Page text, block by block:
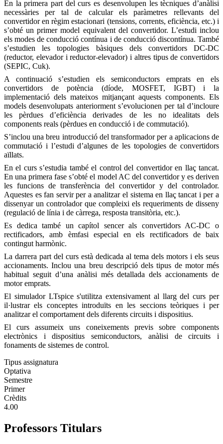
En la primera part del curs es desenvolupen les tècniques d’anàlisi
necessàries per tal de calcular els paràmetres rellevants del
convertidor en règim estacionari (tensions, corrents, eficiència, etc.) i
s’obté un primer model equivalent del convertidor. L’estudi inclou
els modes de conducció contínua i de conducció discontínua. També
s’estudien les topologies bàsiques dels convertidors DC-DC
(reductor, elevador i reductor-elevador) i altres tipus de convertidors
(SEPIC, Cuk).
A continuació s’estudien els semiconductors emprats en els
convertidors de potència (díode, MOSFET, IGBT) i la
implementació dels mateixos mitjançant aquests components. Els
models desenvolupats anteriorment s’evolucionen per tal d’incloure
les pèrdues d’eficiència derivades de les no idealitats dels
components reals (pèrdues en conducció i de commutació).
S’inclou una breu introducció del transformador per a aplicacions de
commutació i l’estudi d’algunes de les topologies de convertidors
aïllats.
En el curs s’estudia també el control del convertidor en llaç tancat.
En una primera fase s’obté el model AC del convertidor y es deriven
les funcions de transferència del convertidor y del controlador.
Aquestes es fan servir per a analitzar el sistema en llaç tancat i per a
dissenyar un controlador que compleixi els requeriments de disseny
(regulació de línia i de càrrega, resposta transitòria, etc.).
Es dedica també un capítol sencer als convertidors AC-DC o
rectificadors, amb èmfasi especial en els rectificadors de baix
contingut harmònic.
La darrera part del curs està dedicada al tema dels motors i els seus
accionaments. Inclou una breu descripció dels tipus de motor més
habitual seguit d’una anàlisi més detallada dels accionaments de
motor emprats.
El simulador LTspice s'utilitza extensivament al llarg del curs per
il·lustrar els conceptes introduïts en les seccions teòriques i per
analitzar el comportament dels diferents circuits i dispositius.
El curs assumeix uns coneixements previs sobre components
electrònics i dispositius semiconductors, anàlisi de circuits i
fonaments de sistemes de control.
Tipus assignatura
Optativa
Semestre
Primer
Crèdits
4.00
Professors Titulars